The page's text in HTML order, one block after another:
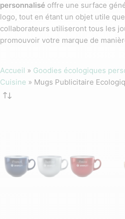
personnalisé offre une surface
logo, tout en étant un objet utile
collaborateurs utiliseront tous les
promouvoir votre marque de
Accueil » Goodies écologiques
Cuisine » Mugs Publicitaire